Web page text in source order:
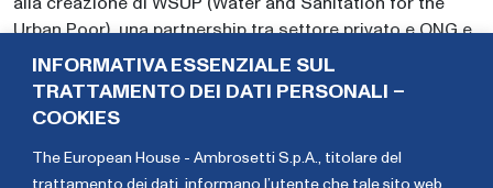
INFORMATIVA ESSENZIALE SUL
TRATTAMENTO DEI DATI PERSONALI –
COOKIES
The European House - Ambrosetti S.p.A., titolare del
trattamento dei dati, informano l’utente che tale sito web
Urban Poor), una partnership tra settore privato e ONG e
mondo accademico che si occupa di fornire servizi idrici
e igienico-sanitari sostenibili nelle aree periurbane dei
Paesi in via di sviluppo. Da quando è entrato a far parte
portafoglio di progetti del settore idrico finanziati dalla